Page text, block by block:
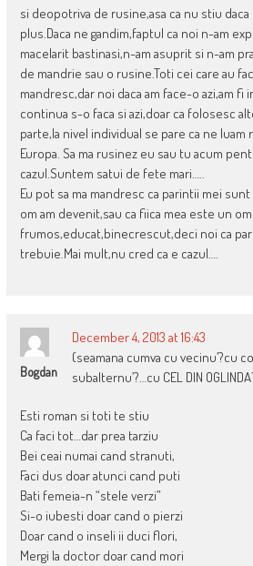
si deopotriva de rusine,asa ca nu stiu daca
plus.Daca ne gandim,faptul ca noi n-am
macelarit bastinasi,n-am asuprit si n-am
de mandrie sau o rusine.Toti cei care au
mandresc,dar noi daca am face-o azi,am fi
continua s-o faca si azi,doar ca folosesc
parte,la nivel individual se pare ca ne luam
Europa. Sa ma rusinez eu sau tu acum
cazul.Suntem satui de fete mari…..
Eu pot sa ma mandresc ca parintii mei
om am devenit,sau ca fiica mea este un om
frumos,educat,binecrescut,deci noi ca
trebuie.Mai mult,nu cred ca e cazul….
Bogdan
December 4, 2013 at 16:43
(seamana cumva cu vecinu’?cu
subalternu’?…cu CEL DIN
Esti roman si toti te stiu
Ca faci tot…dar prea tarziu
Bei ceai numai cand stranuti,
Faci dus doar atunci cand puti
Bati femeia-n “stele verzi”
Si-o iubesti doar cand o pierzi
Doar cand o inseli ii duci flori,
Mergi la doctor doar cand mori